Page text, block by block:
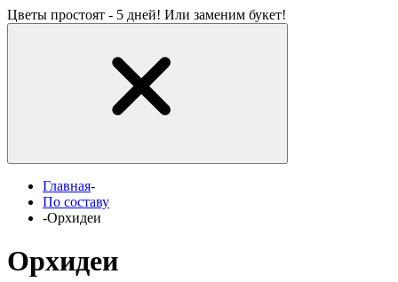
Цветы простоят - 5 дней! Или заменим букет!
Главная-
По составу
-Орхидеи
Орхидеи